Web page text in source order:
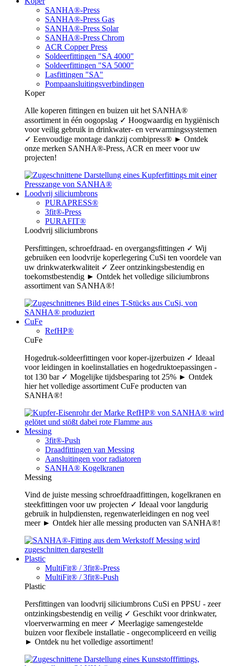
SANHA®-Press
SANHA®-Press Gas
SANHA®-Press Solar
SANHA®-Press Chrom
ACR Copper Press
Soldeerfittingen "SA 4000"
Soldeerfittingen "SA 5000"
Lasfittingen "SA"
Pompaansluitingsverbindingen
Koper
Alle koperen fittingen en buizen uit het SANHA®
assortiment in één oogopslag ✓ Hoogwaardig en hygiënisch
voor veilig gebruik in drinkwater- en verwarmingssystemen
✓ Eenvoudige montage dankzij combipress® ► Ontdek
onze merken SANHA®-Press, ACR en meer voor uw
projecten!
Loodvrij siliciumbrons
PURAPRESS®
3fit®-Press
PURAFIT®
Loodvrij siliciumbrons
Persfittingen, schroefdraad- en overgangsfittingen ✓ Wij
gebruiken een loodvrije koperlegering CuSi ten voordele van
uw drinkwaterkwaliteit ✓ Zeer ontzinkingsbestendig en
toekomstbestendig ► Ontdek het volledige siliciumbrons
assortiment van SANHA®!
CuFe
RefHP®
CuFe
Hogedruk-soldeerfittingen voor koper-ijzerbuizen ✓ Ideaal
voor leidingen in koelinstallaties en hogedruktoepassingen -
tot 130 bar ✓ Mogelijke tijdsbesparing tot 25% ► Ontdek
hier het volledige assortiment CuFe producten van
SANHA®!
Messing
3fit®-Push
Draadfittingen van Messing
Aansluitingen voor radiatoren
SANHA® Kogelkranen
Messing
Vind de juiste messing schroefdraadfittingen, kogelkranen en
steekfittingen voor uw projecten ✓ Ideaal voor langdurig
gebruik in hulpdiensten, regenwaterleidingen en nog veel
meer ► Ontdek hier alle messing producten van SANHA®!
Plastic
MultiFit® / 3fit®-Press
MultiFit® / 3fit®-Push
Plastic
Persfittingen van loodvrij siliciumbrons CuSi en PPSU - zeer
ontzinkingsbestendig en veilig ✓ Geschikt voor drinkwater,
vloerverwarming en meer ✓ Meerlagige samengestelde
buizen voor flexibele installatie - ongecompliceerd en veilig
► Ontdek nu het volledige assortiment!